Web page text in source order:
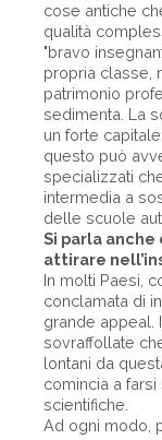
cose antiche
qualità
"bravo
propria classe,
patrimonio
sedimenta. La
un forte
questo può
specializzati
intermedia a
delle scuole
Si parla
attirare
In molti Paesi,
conclamata di
grande appeal.
sovraffollate
lontani da
comincia a
scientifiche.
Ad ogni modo,